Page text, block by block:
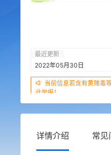
最近更新
2022年05月30日
当前信息若含有黄赌毒
此举报！
详情介绍 常见